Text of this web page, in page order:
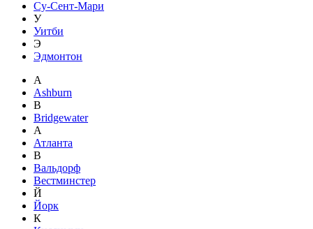
Су-Сент-Мари
У
Уитби
Э
Эдмонтон
A
Ashburn
B
Bridgewater
А
Атланта
В
Вальдорф
Вестминстер
Й
Йорк
К